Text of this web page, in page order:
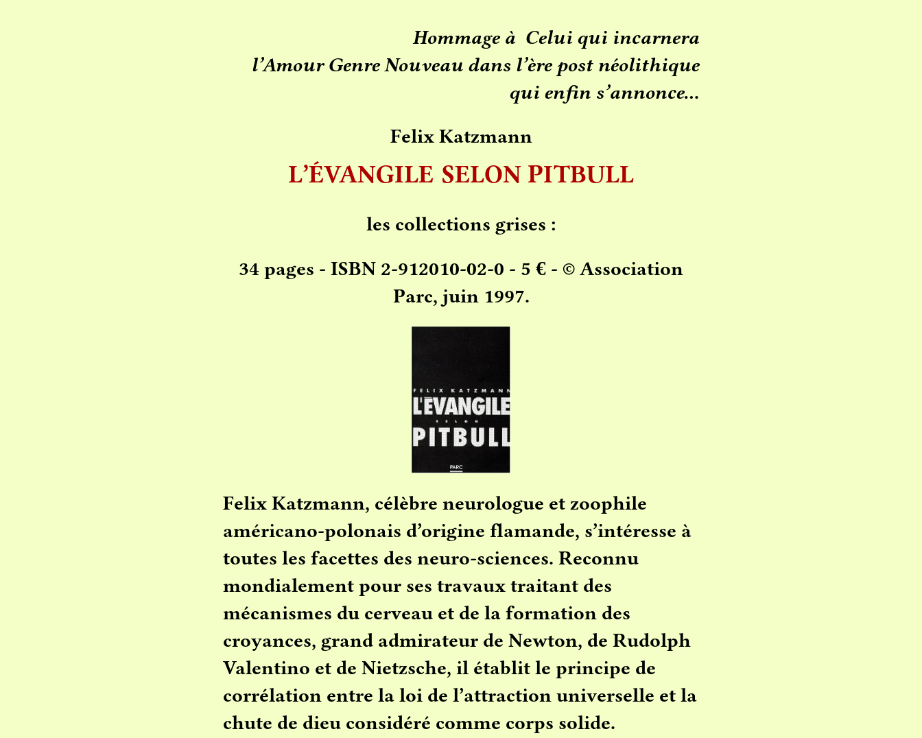
Hommage à Celui qui incarnera
l’Amour Genre Nouveau dans l’ère post néolithique
qui enfin s’annonce…
Felix Katzmann
L’ÉVANGILE SELON PITBULL
les collections grises :
34 pages - ISBN 2-912010-02-0 - 5 € - © Association
Parc, juin 1997.
Felix Katzmann, célèbre neurologue et zoophile
américano-polonais d’origine flamande, s’intéresse à
toutes les facettes des neuro-sciences. Reconnu
mondialement pour ses travaux traitant des
mécanismes du cerveau et de la formation des
croyances, grand admirateur de Newton, de Rudolph
Valentino et de Nietzsche, il établit le principe de
corrélation entre la loi de l’attraction universelle et la
chute de dieu considéré comme corps solide.